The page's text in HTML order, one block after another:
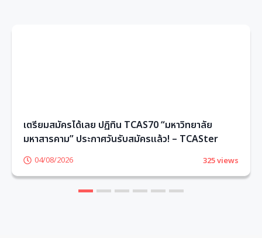
เตรียมสมัครได้เลย ปฏิทิน TCAS70 “มหาวิทยาลัย
มหาสารคาม” ประกาศวันรับสมัครแล้ว! – TCASter
04/08/2026 325 views
3 4 5 6